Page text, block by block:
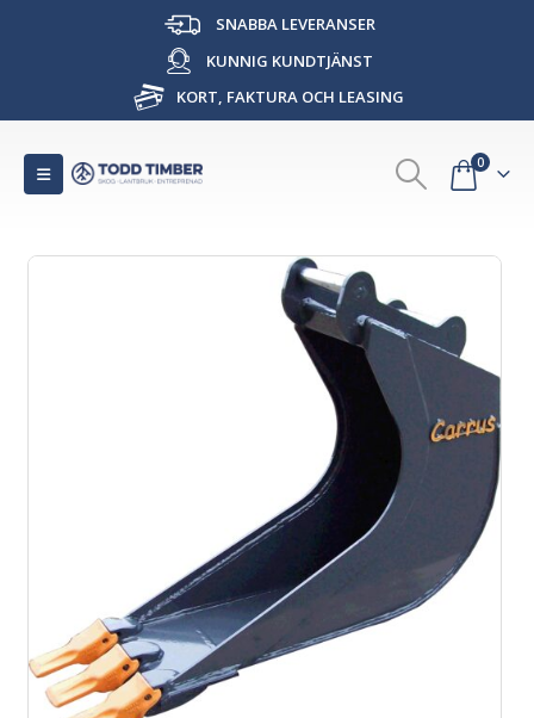
SNABBA LEVERANSER
KUNNIG KUNDTJÄNST
KORT, FAKTURA OCH LEASING
0